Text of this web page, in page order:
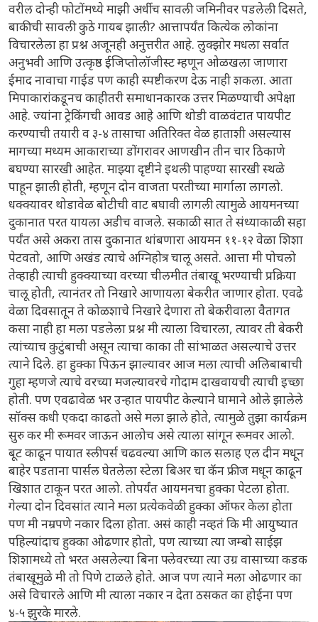
वरील दोन्ही फोटोंमध्ये माझी अर्धीच सावली जमिनीवर पडलेली दिसते,
बाकीची सावली कुठे गायब झाली? आत्तापर्यंत कित्येक लोकांना
विचारलेला हा प्रश्न अजूनही अनुत्तरीत आहे. लुक्झोर मधला सर्वात
अनुभवी आणि उत्कृष्ठ ईजिप्तोलॉजीस्ट म्हणून ओळखला जाणारा
ईमाद नावाचा गाईड पण काही स्पष्टीकरण देऊ नाही शकला. आता
मिपाकारांकडूनच काहीतरी समाधानकारक उत्तर मिळण्याची अपेक्षा
आहे. ज्यांना ट्रेकिंगची आवड आहे आणि थोडी वाळवंटात पायपीट
करण्याची तयारी व ३-४ तासाचा अतिरिक्त वेळ हाताशी असल्यास
मागच्या मध्यम आकाराच्या डोंगरावर आणखीन तीन चार ठिकाणे
बघण्या सारखी आहेत. माझ्या दृष्टीने इथली पाहण्या सारखी स्थळे
पाहून झाली होती, म्हणून दोन वाजता परतीच्या मार्गाला लागलो.
धक्क्यावर थोडावेळ बोटीची वाट बघावी लागली त्यामुळे आयमनच्या
दुकानात परत यायला अडीच वाजले. सकाळी सात ते संध्याकाळी सहा
पर्यंत असे अकरा तास दुकानात थांबणारा आयमन ११-१२ वेळा शिशा
पेटवतो, आणि अखंड त्याचे अग्निहोत्र चालू असते. आत्ता मी पोचलो
तेव्हाही त्याची हुक्क्याच्या वरच्या चीलमीत तंबाखू भरण्याची प्रक्रिया
चालू होती, त्यानंतर तो निखारे आणायला बेकरीत जाणार होता. एवढे
वेळा दिवसातून ते कोळशाचे निखारे देणारा तो बेकरीवाला वैतागत
कसा नाही हा मला पडलेला प्रश्न मी त्याला विचारला, त्यावर ती बेकरी
त्यांच्याच कुटुंबाची असून त्याचा काका ती सांभाळत असल्याचे उत्तर
त्याने दिले. हा हुक्का पिऊन झाल्यावर आज मला त्याची अलिबाबाची
गुहा म्हणजे त्याचे वरच्या मजल्यावरचे गोदाम दाखवायची त्याची इच्छा
होती. पण एवढावेळ भर उन्हात पायपीट केल्याने घामाने ओले झालेले
सॉक्स कधी एकदा काढतो असे मला झाले होते, त्यामुळे तुझा कार्यक्रम
सुरु कर मी रूमवर जाऊन आलोच असे त्याला सांगून रूमवर आलो.
बूट काढून पायात स्लीपर्स चढवल्या आणि काल सलाह एल दीन मधून
बाहेर पडताना पार्सल घेतलेला स्टेला बिअर चा कॅन फ्रीज मधून काढून
खिशात टाकून परत आलो. तोपर्यंत आयमनचा हुक्का पेटला होता.
गेल्या दोन दिवसांत त्याने मला प्रत्येकवेळी हुक्का ऑफर केला होता
पण मी नम्रपणे नकार दिला होता. असं काही नव्हतं कि मी आयुष्यात
पहिल्यांदाच हुक्का ओढणार होतो, पण त्याच्या त्या जम्बो साईझ
शिशामध्ये तो भरत असलेल्या बिना फ्लेवरच्या त्या उग्र वासाच्या कडक
तंबाखूमुळे मी तो पिणे टाळले होते. आज पण त्याने मला ओढणार का
असे विचारले आणि मी त्याला नकार न देता ठसकत का होईना पण
४-५ झुरके मारले.